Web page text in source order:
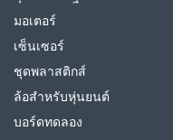
มอเตอร์
เซ็นเซอร์
ชุดพลาสติกส์
ล้อสำหรับหุ่นยนต์
บอร์ดทดลอง